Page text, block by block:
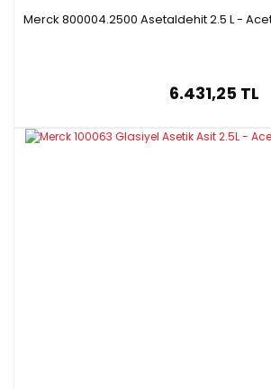
Merck 800004.2500 Asetaldehit 2.5 L -
6.431,25 TL